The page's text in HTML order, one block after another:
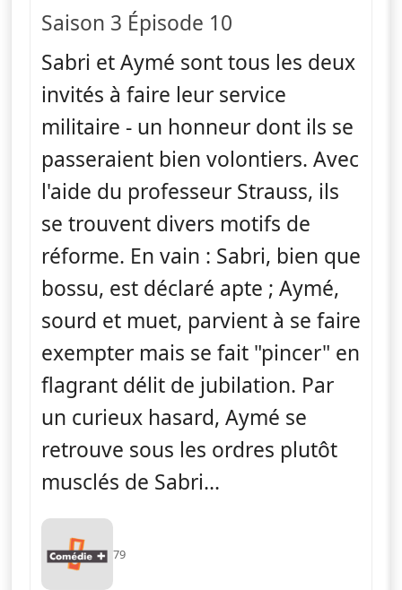
Saison 3 Épisode 10
Sabri et Aymé sont tous les deux
invités à faire leur service
militaire - un honneur dont ils se
passeraient bien volontiers. Avec
l'aide du professeur Strauss, ils
se trouvent divers motifs de
réforme. En vain : Sabri, bien que
bossu, est déclaré apte ; Aymé,
sourd et muet, parvient à se faire
exempter mais se fait "pincer" en
flagrant délit de jubilation. Par
un curieux hasard, Aymé se
retrouve sous les ordres plutôt
musclés de Sabri...
79